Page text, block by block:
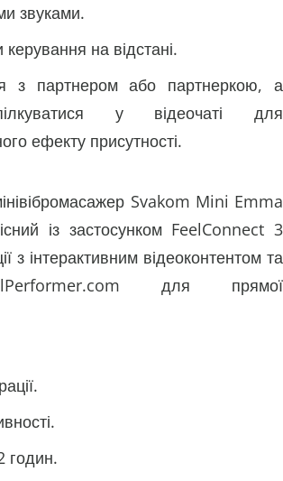
звуками.
на відстані.
з партнером або партнеркою, а
у відеочаті для
ефекту присутності.
Svakom Mini Emma
із застосунком FeelConnect 3
з інтерактивним відеоконтентом та
для прямої
годин.